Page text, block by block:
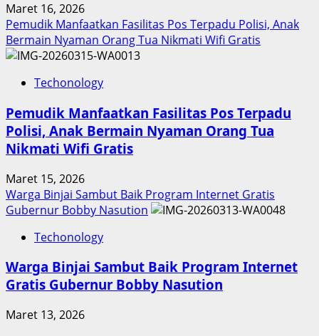
Maret 16, 2026
Pemudik Manfaatkan Fasilitas Pos Terpadu Polisi, Anak
Bermain Nyaman Orang Tua Nikmati Wifi Gratis
Techonology
Pemudik Manfaatkan Fasilitas Pos Terpadu
Polisi, Anak Bermain Nyaman Orang Tua
Nikmati Wifi Gratis
Maret 15, 2026
Warga Binjai Sambut Baik Program Internet Gratis
Gubernur Bobby Nasution
Techonology
Warga Binjai Sambut Baik Program Internet
Gratis Gubernur Bobby Nasution
Maret 13, 2026